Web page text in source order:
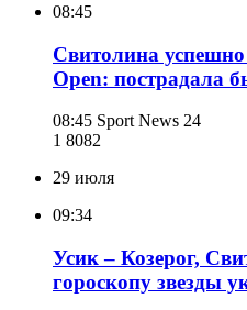
08:45
Свитолина
Open: пострадала
08:45 Sport News 24
1 8082
29 июля
09:34
Усик – Козерог,
гороскопу звезды